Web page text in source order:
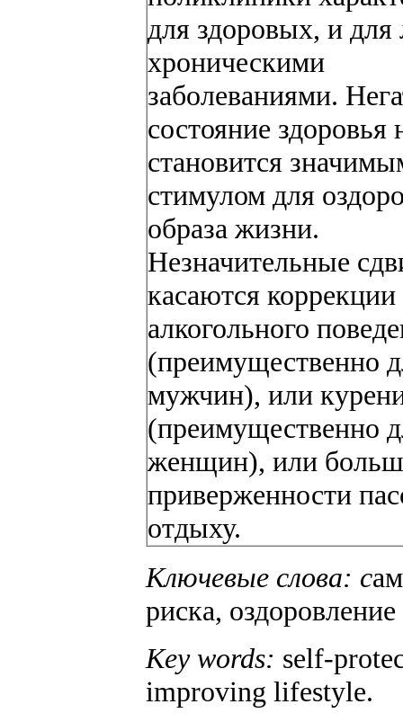
для здоровых, и для
хроническими
заболеваниями.
состояние здоровья
становится
стимулом для
образа жизни.
Незначительные
касаются коррекции
алкогольного
(преимущественно
мужчин), или
(преимущественно
женщин), или
приверженности
отдыху.
Ключевые слова: с
риска,
Key words: self-
improving lifestyle.